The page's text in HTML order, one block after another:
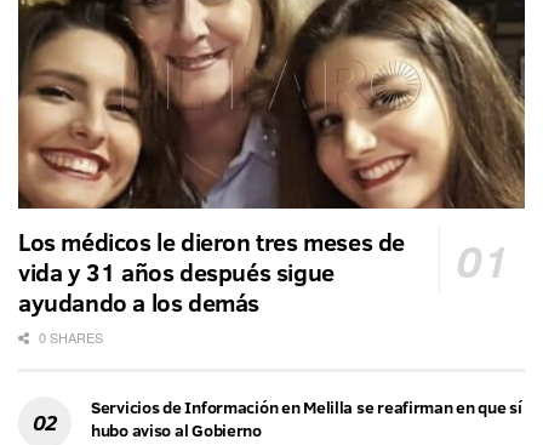
Los médicos le dieron tres meses de
vida y 31 años después sigue
ayudando a los demás
0 SHARES
Servicios de Información en Melilla se reafirman en que sí
hubo aviso al Gobierno